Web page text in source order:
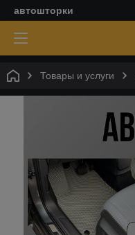
автошторки
Товары и услуги